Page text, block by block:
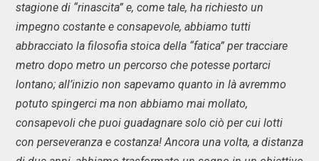
stagione di “rinascita” e, come tale, ha richiesto un
impegno costante e consapevole, abbiamo tutti
abbracciato la filosofia stoica della “fatica” per tracciare
metro dopo metro un percorso che potesse portarci
lontano; all’inizio non sapevamo quanto in là avremmo
potuto spingerci ma non abbiamo mai mollato,
consapevoli che puoi guadagnare solo ciò per cui lotti
con perseveranza e costanza! Ancora una volta, a distanza